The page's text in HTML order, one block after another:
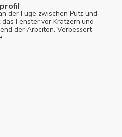
der Fuge zwischen Putz und
Fenster vor Kratzern und
der Arbeiten. Verbessert